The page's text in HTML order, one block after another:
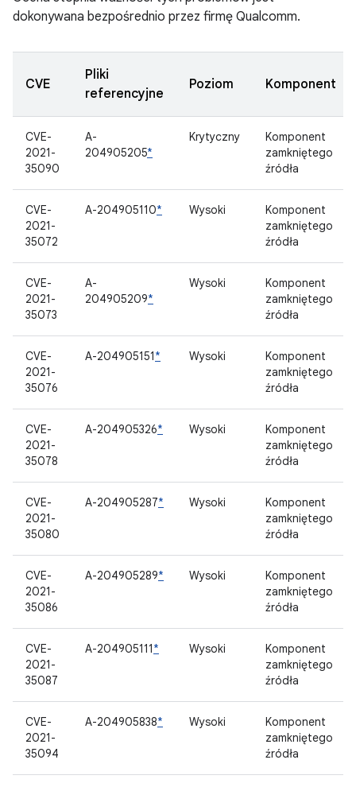
dokonywana bezpośrednio przez firmę Qualcomm.
CVE
Pliki
referencyjne
Poziom Komponent
CVE-
2021-
35090
A-
204905205*
Krytyczny
Komponent
zamkniętego
źródła
CVE-
2021-
35072
A-204905110* Wysoki
Komponent
zamkniętego
źródła
CVE-
2021-
35073
A-
204905209*
Wysoki
Komponent
zamkniętego
źródła
CVE-
2021-
35076
A-204905151* Wysoki
Komponent
zamkniętego
źródła
CVE-
2021-
35078
A-204905326* Wysoki
Komponent
zamkniętego
źródła
CVE-
2021-
35080
A-204905287* Wysoki
Komponent
zamkniętego
źródła
CVE-
2021-
35086
A-204905289* Wysoki
Komponent
zamkniętego
źródła
CVE-
2021-
35087
A-204905111* Wysoki
Komponent
zamkniętego
źródła
CVE-
2021-
35094
A-204905838* Wysoki
Komponent
zamkniętego
źródła